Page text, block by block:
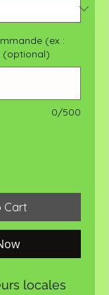
(ex :
(optional)
0/500
Cart
locales